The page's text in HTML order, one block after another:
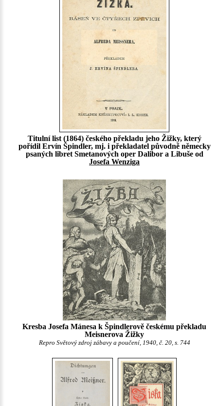
Titulní list (1864) českého překladu jeho Žižky, který
pořídil Ervín Špindler, mj. i překladatel původně německy
psaných libret Smetanových oper Dalibor a Libuše od
Josefa Wenziga
Kresba Josefa Mánesa k Špindlerově českému překladu
Meisnerova Žižky
Repro Světový zdroj zábavy a poučení, 1940, č. 20, s. 744